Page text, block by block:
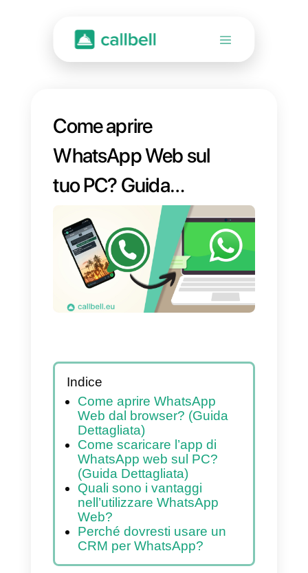
Come aprire
WhatsApp Web sul
tuo PC? Guida
Dettagliata
Indice
Come aprire WhatsApp
Web dal browser? (Guida
Dettagliata)
Come scaricare l’app di
WhatsApp web sul PC?